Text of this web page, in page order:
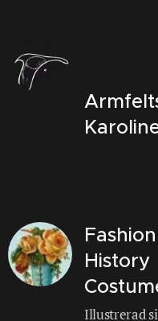
Fashion
History
Illustrerad